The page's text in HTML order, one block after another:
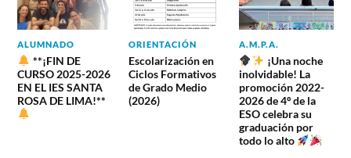
ALUMNADO
**¡FIN DE
CURSO 2025-2026
EN EL IES SANTA
ROSA DE LIMA!**
ORIENTACIÓN
Escolarización en
Ciclos Formativos
de Grado Medio
(2026)
A.M.P.A.
¡Una noche
inolvidable! La
promoción 2022-
2026 de 4º de la
ESO celebra su
graduación por
todo lo alto